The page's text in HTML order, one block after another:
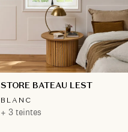
STORE BATEAU LEST
BLANC
+ 3 teintes